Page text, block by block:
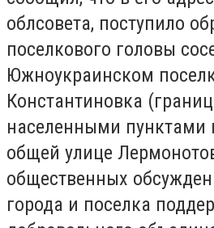
облсовета, поступило
поселкового головы
Южноукраинском
Константиновка
населенными пунктами
общей улице
общественных
города и поселка